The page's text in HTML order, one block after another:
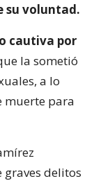
su voluntad.
cautiva por
la sometió
a lo
muerte para
delitos